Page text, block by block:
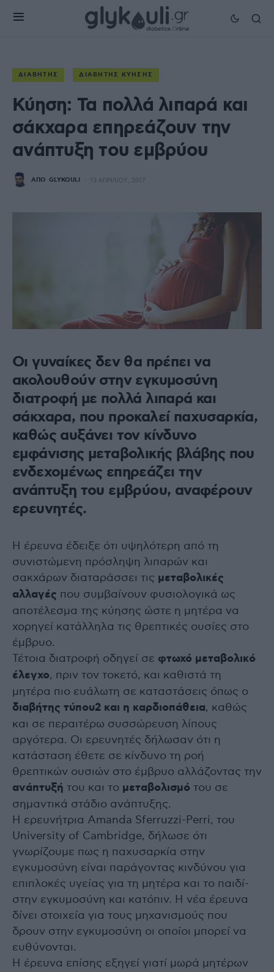
ΔΙΑΒΉΤΗΣ ΔΙΑΒΉΤΗΣ ΚΎΗΣΗΣ
Κύηση: Τα πολλά λιπαρά και
σάκχαρα επηρεάζουν την
ανάπτυξη του εμβρύου
ΑΠΌ GLYKOULI 13 ΑΠΡΙΛΊΟΥ, 2017
Οι γυναίκες δεν θα πρέπει να
ακολουθούν στην εγκυμοσύνη
διατροφή με πολλά λιπαρά και
σάκχαρα, που προκαλεί παχυσαρκία,
καθώς αυξάνει τον κίνδυνο
εμφάνισης μεταβολικής βλάβης που
ενδεχομένως επηρεάζει την
ανάπτυξη του εμβρύου, αναφέρουν
ερευνητές.
Η έρευνα έδειξε ότι υψηλότερη από τη
συνιστώμενη πρόσληψη λιπαρών και
σακχάρων διαταράσσει τις μεταβολικές
αλλαγές που συμβαίνουν φυσιολογικά ως
αποτέλεσμα της κύησης ώστε η μητέρα να
χορηγεί κατάλληλα τις θρεπτικές ουσίες στο
έμβρυο.
Τέτοια διατροφή οδηγεί σε φτωχό μεταβολικό
έλεγχο, πριν τον τοκετό, και καθιστά τη
μητέρα πιο ευάλωτη σε καταστάσεις όπως ο
διαβήτης τύπου2 και η καρδιοπάθεια, καθώς
και σε περαιτέρω συσσώρευση λίπους
αργότερα. Οι ερευνητές δήλωσαν ότι η
κατάσταση έθετε σε κίνδυνο τη ροή
θρεπτικών ουσιών στο έμβρυο αλλάζοντας την
ανάπτυξή του και το μεταβολισμό του σε
σημαντικά στάδιο ανάπτυξης.
Η ερευνήτρια Amanda Sferruzzi-Perri, του
University of Cambridge, δήλωσε ότι
γνωρίζουμε πως η παχυσαρκία στην
εγκυμοσύνη είναι παράγοντας κινδύνου για
επιπλοκές υγείας για τη μητέρα και το παιδί-
στην εγκυμοσύνη και κατόπιν. Η νέα έρευνα
δίνει στοιχεία για τους μηχανισμούς που
δρουν στην εγκυμοσύνη οι οποίοι μπορεί να
ευθύνονται.
Η έρευνα επίσης εξηγεί γιατί μωρά μητέρων